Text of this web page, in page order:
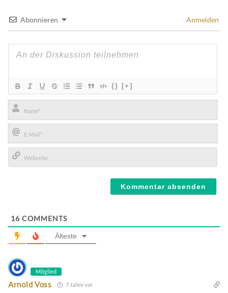
Abonnieren Anmelden
{} [+]
Name*
E-
Mail*
16 COMMENTS
Älteste
Mitglied
Arnold Voss 7 Jahre vor